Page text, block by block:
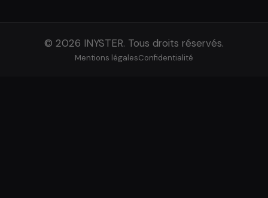
© 2026 INYSTER. Tous droits réservés.
Mentions légalesConfidentialité